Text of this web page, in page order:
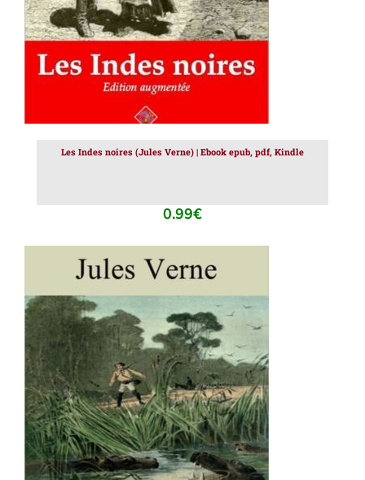
Les Indes noires (Jules Verne) | Ebook epub, pdf, Kindle
0.99€
AJOUTER AU PANIER / DÉTAILS